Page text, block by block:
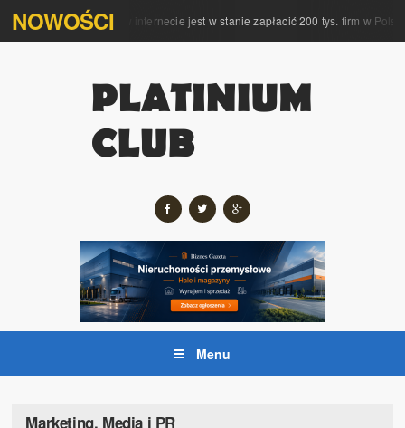
NOWOŚCI
obsługę w internecie jest w stanie zapłacić 200 tys. firm w Polsce
Menu
Marketing, Media i PR